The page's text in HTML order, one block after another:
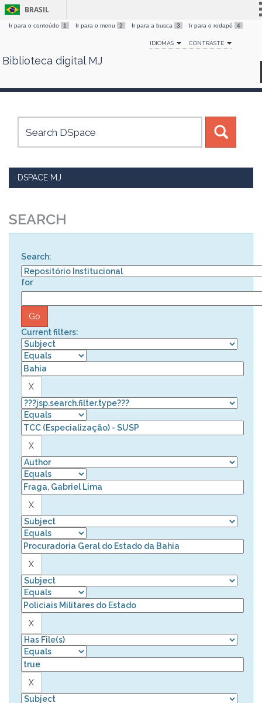
Skip
BRASIL
Simplifique!
Comunica BR
Canais
Ir para o conteúdo 1 Ir para o menu 2 Ir para a busca 3 Ir para o rodapé 4
IDIOMAS CONTRASTE
Biblioteca digital MJ
DSPACE MJ
SEARCH
Search:
for
Current filters: